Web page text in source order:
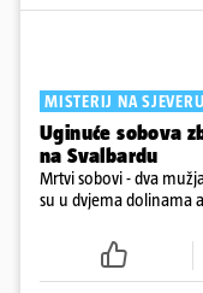
MISTERIJ NA SJEVERU
Uginuće sobova
na Svalbardu
Mrtvi sobovi - dva
su u dvjema dolinama